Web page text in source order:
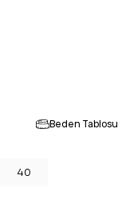
Beden Tablosu
40